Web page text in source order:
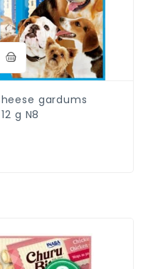
gardums
g N8